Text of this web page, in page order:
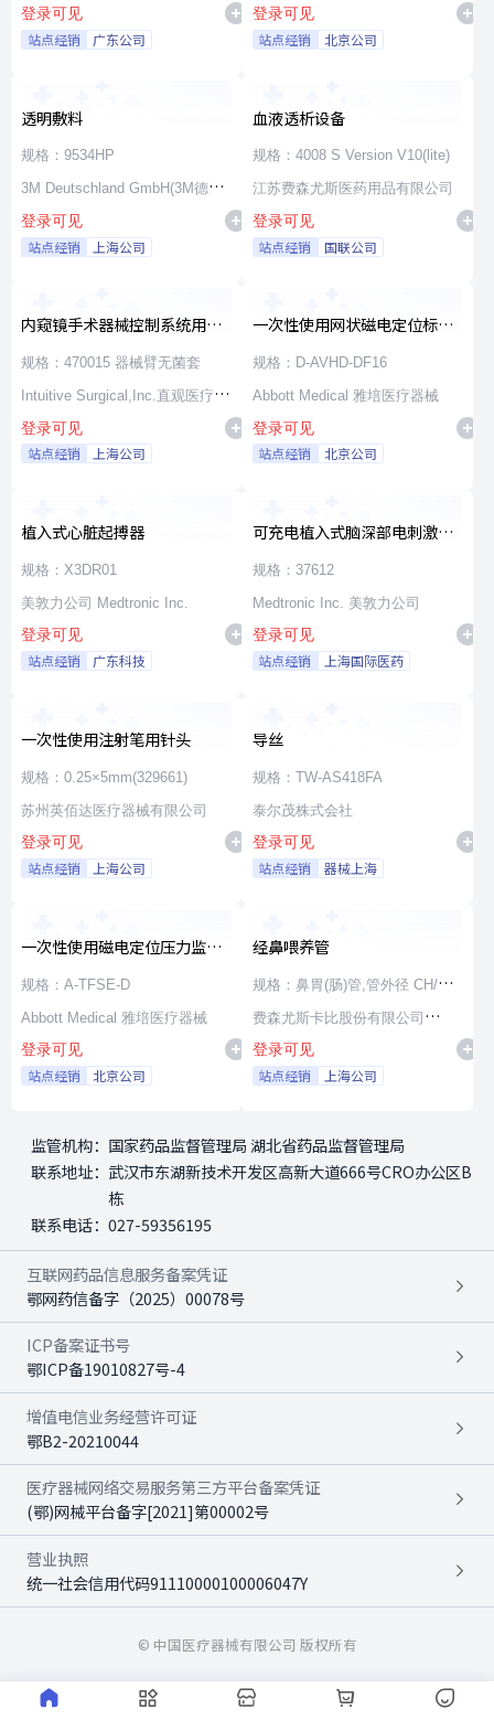
登录可见
站点经销 广东公司
登录可见
站点经销 北京公司
透明敷料
规格：9534HP
3M Deutschland GmbH(3M德国
公司)
登录可见
站点经销 上海公司
血液透析设备
规格：4008 S Version V10(lite)
江苏费森尤斯医药用品有限公司
登录可见
站点经销 国联公司
内窥镜手术器械控制系统用无
源器械和附件
规格：470015 器械臂无菌套
Intuitive Surgical,Inc.直观医疗公
司
登录可见
站点经销 上海公司
一次性使用网状磁电定位标测
导管
规格：D-AVHD-DF16
Abbott Medical 雅培医疗器械
登录可见
站点经销 北京公司
植入式心脏起搏器
规格：X3DR01
美敦力公司 Medtronic Inc.
登录可见
站点经销 广东科技
可充电植入式脑深部电刺激脉
冲发生器套件
规格：37612
Medtronic Inc. 美敦力公司
登录可见
站点经销 上海国际医药
一次性使用注射笔用针头
规格：0.25×5mm(329661)
苏州英佰达医疗器械有限公司
登录可见
站点经销 上海公司
导丝
规格：TW-AS418FA
泰尔茂株式会社
登录可见
站点经销 器械上海
一次性使用磁电定位压力监测
射频消融导管
规格：A-TFSE-D
Abbott Medical 雅培医疗器械
登录可见
站点经销 北京公司
经鼻喂养管
规格：鼻胃(肠)管,管外径 CH/FR
15,管内径 3.5mm,长度 100cm,
通用漏斗接头
费森尤斯卡比股份有限公司
Fresenius Kabi AG
登录可见
站点经销 上海公司
监管机构： 国家药品监督管理局 湖北省药品监督管理局
联系地址： 武汉市东湖新技术开发区高新大道666号CRO办公区B
栋
联系电话： 027-59356195
互联网药品信息服务备案凭证
鄂网药信备字（2025）00078号
ICP备案证书号
鄂ICP备19010827号-4
增值电信业务经营许可证
鄂B2-20210044
医疗器械网络交易服务第三方平台备案凭证
(鄂)网械平台备字[2021]第00002号
营业执照
统一社会信用代码91110000100006047Y
© 中国医疗器械有限公司 版权所有